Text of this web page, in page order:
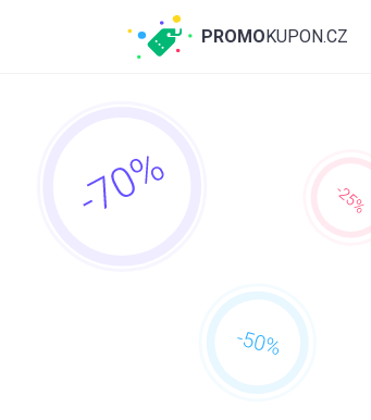
PROMOKUPON.CZ